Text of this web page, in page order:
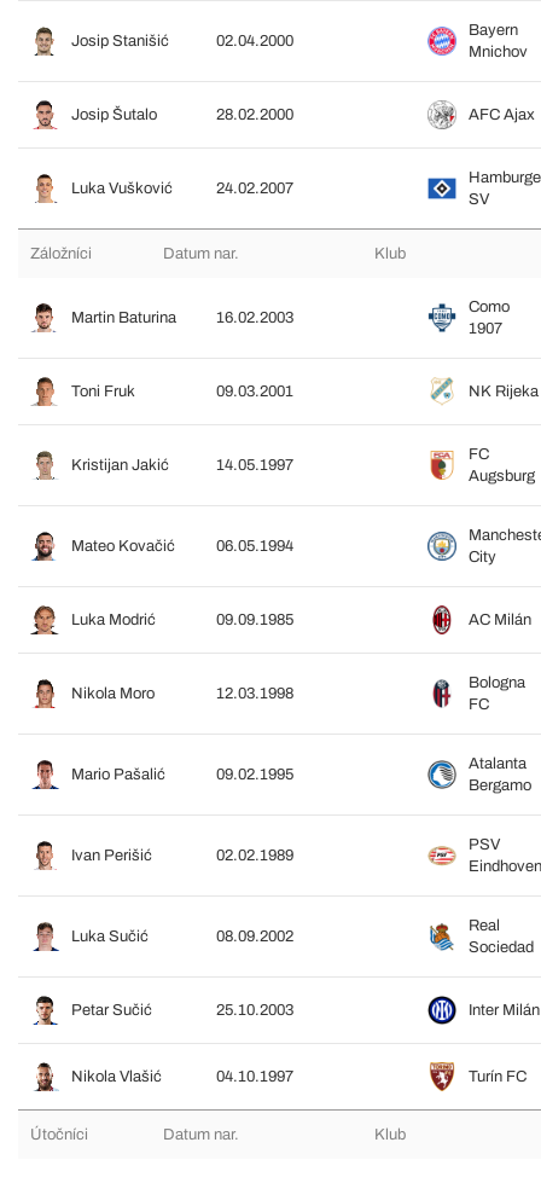
Josip Stanišić 02.04.2000
Bayern
Mnichov
Josip Šutalo 28.02.2000 AFC Ajax
Luka Vušković 24.02.2007
SV
Záložníci Datum nar. Klub
Martin Baturina 16.02.2003
Como
1907
Toni Fruk 09.03.2001 NK Rijeka
Kristijan Jakić 14.05.1997
FC
Augsburg
Mateo Kovačić 06.05.1994
City
Luka Modrić 09.09.1985 AC Milán
Nikola Moro 12.03.1998
Bologna
FC
Mario Pašalić 09.02.1995
Atalanta
Bergamo
Ivan Perišić 02.02.1989
PSV
Eindhoven
Luka Sučić 08.09.2002
Real
Sociedad
Petar Sučić 25.10.2003 Inter Milán
Nikola Vlašić 04.10.1997 Turín FC
Útočníci Datum nar. Klub